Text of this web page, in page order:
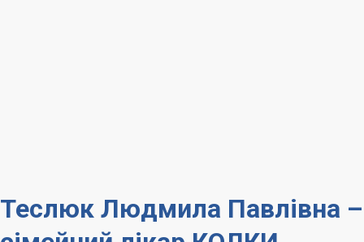
Теслюк Людмила Павлівна –